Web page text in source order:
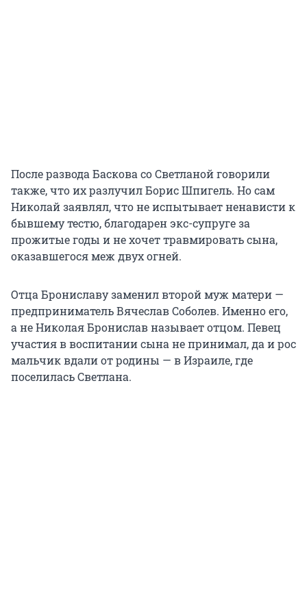
После развода Баскова со Светланой говорили
также, что их разлучил Борис Шпигель. Но сам
Николай заявлял, что не испытывает ненависти к
бывшему тестю, благодарен экс-супруге за
прожитые годы и не хочет травмировать сына,
оказавшегося меж двух огней.
Отца Брониславу заменил второй муж матери —
предприниматель Вячеслав Соболев. Именно его,
а не Николая Бронислав называет отцом. Певец
участия в воспитании сына не принимал, да и рос
мальчик вдали от родины — в Израиле, где
поселилась Светлана.